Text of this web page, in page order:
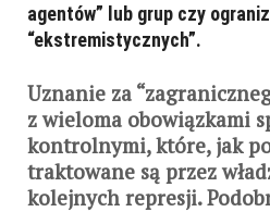
agentów” lub grup czy
“ekstremistycznych”.
Uznanie za
z wieloma obowiązkami
kontrolnymi, które, jak
traktowane są przez
kolejnych represji.